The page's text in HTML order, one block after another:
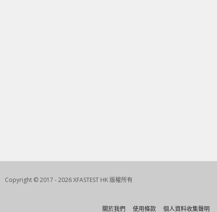
Copyright © 2017 - 2026 XFASTEST HK 版權所有
關於我們 使用條款 個人資料收集聲明